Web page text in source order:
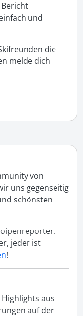
und
die
melde dich
von
uns gegenseitig
schönsten
jeder ist
!
aus
auf der